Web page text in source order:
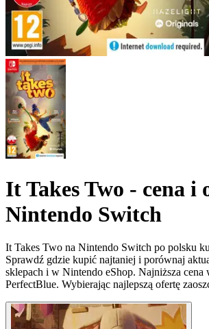
It Takes Two - cena i
Nintendo Switch
It Takes Two na Nintendo Switch po polsku
Sprawdź gdzie kupić najtaniej i porównaj
sklepach i w Nintendo eShop. Najniższa cena
PerfectBlue. Wybierając najlepszą ofertę